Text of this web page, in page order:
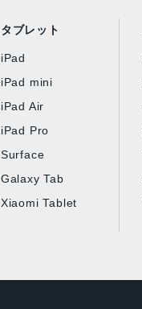
タブレット
iPad
iPad mini
iPad Air
iPad Pro
Surface
Galaxy Tab
Xiaomi Tablet